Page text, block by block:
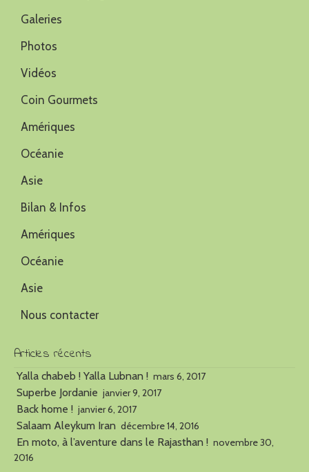
Galeries
Photos
Vidéos
Coin Gourmets
Amériques
Océanie
Asie
Bilan & Infos
Amériques
Océanie
Asie
Nous contacter
Articles récents
Yalla chabeb ! Yalla Lubnan ! mars 6, 2017
Superbe Jordanie janvier 9, 2017
Back home ! janvier 6, 2017
Salaam Aleykum Iran décembre 14, 2016
En moto, à l’aventure dans le Rajasthan ! novembre 30,
2016